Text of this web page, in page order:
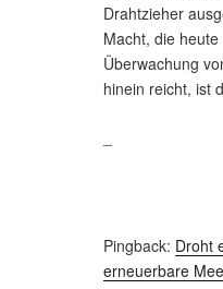
Drahtzieher
Macht, die
Überwachung
hinein reicht, ist
Pingback: Droht
erneuerbare